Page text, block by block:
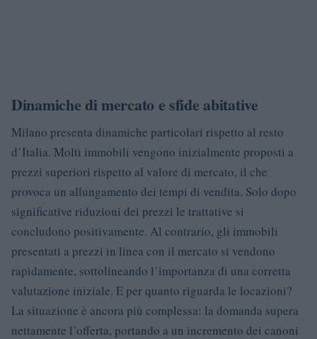
Dinamiche di mercato e sfide abitative
Milano presenta dinamiche particolari rispetto al resto
d’Italia. Molti immobili vengono inizialmente proposti a
prezzi superiori rispetto al valore di mercato, il che
provoca un allungamento dei tempi di vendita. Solo dopo
significative riduzioni dei prezzi le trattative si
concludono positivamente. Al contrario, gli immobili
presentati a prezzi in linea con il mercato si vendono
rapidamente, sottolineando l’importanza di una corretta
valutazione iniziale. E per quanto riguarda le locazioni?
La situazione è ancora più complessa: la domanda supera
nettamente l’offerta, portando a un incremento dei canoni